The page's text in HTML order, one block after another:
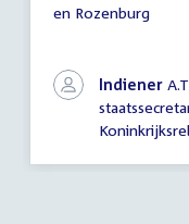
en Rozenburg
Indiener